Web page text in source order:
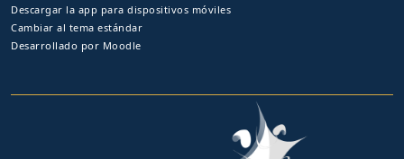
Descargar la app para dispositivos móviles
Cambiar al tema estándar
Desarrollado por Moodle